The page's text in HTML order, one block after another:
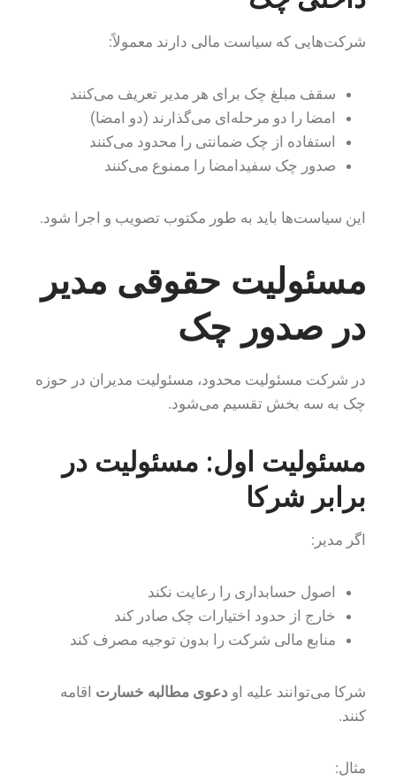
شرکت‌هایی که سیاست مالی دارند معمولاً:
سقف مبلغ چک برای هر مدیر تعریف می‌کنند
امضا را دو مرحله‌ای می‌گذارند (دو امضا)
استفاده از چک ضمانتی را محدود می‌کنند
صدور چک سفیدامضا را ممنوع می‌کنند
این سیاست‌ها باید به طور مکتوب تصویب و اجرا شود.
مسئولیت حقوقی مدیر
در صدور چک
در شرکت مسئولیت محدود، مسئولیت مدیران در حوزه
چک به سه بخش تقسیم می‌شود.
مسئولیت اول: مسئولیت در
برابر شرکا
اگر مدیر:
اصول حسابداری را رعایت نکند
خارج از حدود اختیارات چک صادر کند
منابع مالی شرکت را بدون توجیه مصرف کند
شرکا می‌توانند علیه او دعوی مطالبه خسارت اقامه
کنند.
مثال: